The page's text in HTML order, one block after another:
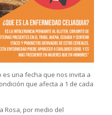
es una fecha que nos invita a
que afecta a 1 de cada
Rosa, por medio del